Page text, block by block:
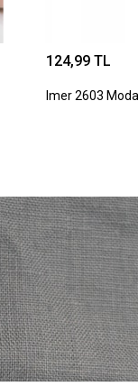
124,99 TL
Imer 2603